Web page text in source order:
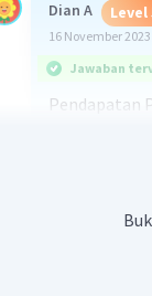
Dian A Level
16 November
Jawaban
Pendapatan
Pendapatan
Pendapatan
GNP=
GNP=